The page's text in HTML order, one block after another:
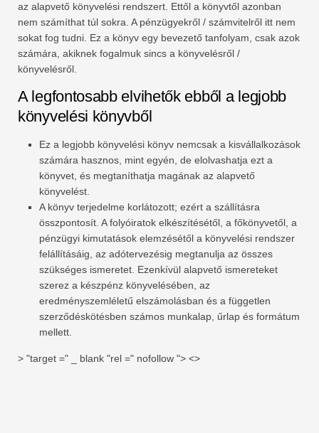
az alapvető könyvelési rendszert. Ettől a könyvtől azonban
nem számíthat túl sokra. A pénzügyekről / számvitelről itt nem
sokat fog tudni. Ez a könyv egy bevezető tanfolyam, csak azok
számára, akiknek fogalmuk sincs a könyvelésről /
könyvelésről.
A legfontosabb elvihetők ebből a legjobb
könyvelési könyvből
Ez a legjobb könyvelési könyv nemcsak a kisvállalkozások
számára hasznos, mint egyén, de elolvashatja ezt a
könyvet, és megtaníthatja magának az alapvető
könyvelést.
A könyv terjedelme korlátozott; ezért a szállításra
összpontosít. A folyóiratok elkészítésétől, a főkönyvetől, a
pénzügyi kimutatások elemzésétől a könyvelési rendszer
felállításáig, az adótervezésig megtanulja az összes
szükséges ismeretet. Ezenkívül alapvető ismereteket
szerez a készpénz könyvelésében, az
eredményszemléletű elszámolásban és a független
szerződéskötésben számos munkalap, űrlap és formátum
mellett.
> "target =" _ blank "rel =" nofollow "> <>